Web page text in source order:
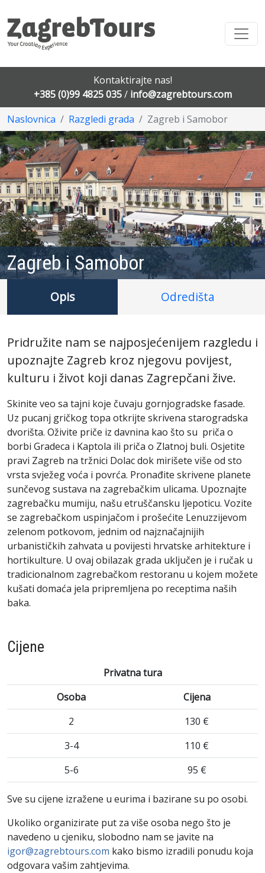
Kontaktirajte nas!
+385 (0)99 4825 035/ info@zagrebtours.com
Naslovnica
Razgledi grada Zagreb i Samobor
Zagreb i Samobor
Opis Odredišta
Pridružite nam se najposjećenijem razgledu i
upoznajte Zagreb kroz njegovu povijest,
kulturu i život koji danas Zagrepčani žive.
Skinite veo sa tajni koje čuvaju gornjogradske fasade.
Uz pucanj gričkog topa otkrijte skrivena starogradska
dvorišta. Oživite priče iz davnina kao što su priča o
borbi Gradeca i Kaptola ili priča o Zlatnoj buli. Osjetite
pravi Zagreb na tržnici Dolac dok mirišete više od sto
vrsta svježeg voća i povrća. Pronađite skrivene planete
sunčevog sustava na zagrebačkim ulicama. Upoznajte
zagrebačku mumiju, našu etruščansku ljepoticu. Vozite
se zagrebačkom uspinjačom i prošećite Lenuzzijevom
zelenom potkovom, jednim od najznačajnijih
urbanističkih zahvata u povijesti hrvatske arhitekture i
hortikulture. U ovaj obilazak grada uključen je i ručak u
tradicionalnom zagrebačkom restoranu u kojem možete
kušati domaća jela pripremljena po receptima naših
baka.
Cijene
Privatna tura
Osoba
Cijena
2
130 €
3-4
110 €
5-6
95 €
Sve su cijene izražene u eurima i bazirane su po osobi.
Ukoliko organizirate put za više osoba nego što je
navedeno u cjeniku, slobodno nam se javite na
igor@zagrebtours.com kako bismo izradili ponudu koja
odgovara vašim zahtjevima.